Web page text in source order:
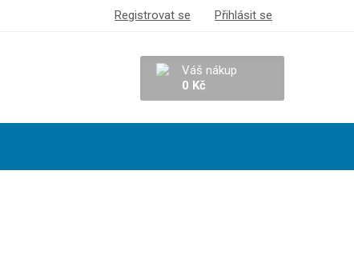
Registrovat se Přihlásit se
Váš nákup
0 Kč